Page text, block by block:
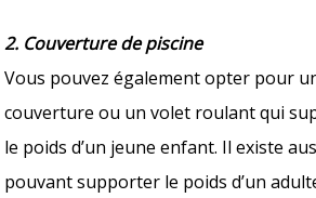
2. Couverture de piscine
Vous pouvez également opter pour
couverture ou un volet roulant qui
le poids d’un jeune enfant. Il existe
pouvant supporter le poids d’un